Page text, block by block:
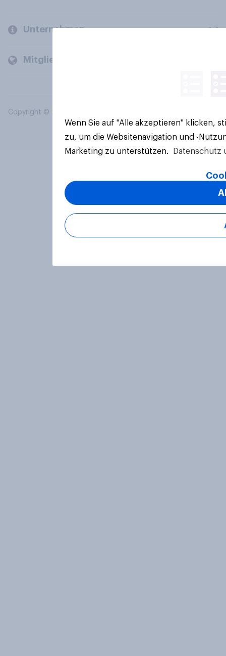
Unternehmen
Mitglieder und Kunden
Copyright © 2026 YouGov PLC. Alle Rechte vorbehalten.
Wenn Sie auf "Alle akzeptieren" klicken,
zu, um die Websitenavigation und -
Marketing zu unterstützen.
Datenschutz